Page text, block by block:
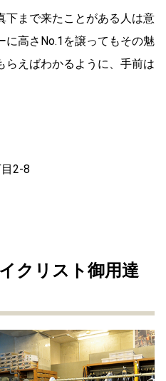
下まで来たことがある人は意
高さNo.1を譲ってもその魅
らえばわかるように、手前は
目2-8
クリスト御用達